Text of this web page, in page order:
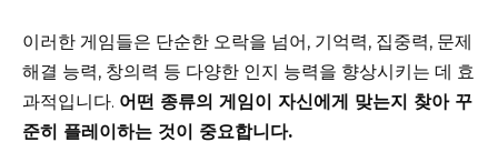
이러한 게임들은 단순한 오락을 넘어, 기억력, 집중력, 문제
해결 능력, 창의력 등 다양한 인지 능력을 향상시키는 데 효
과적입니다. 어떤 종류의 게임이 자신에게 맞는지 찾아 꾸
준히 플레이하는 것이 중요합니다.